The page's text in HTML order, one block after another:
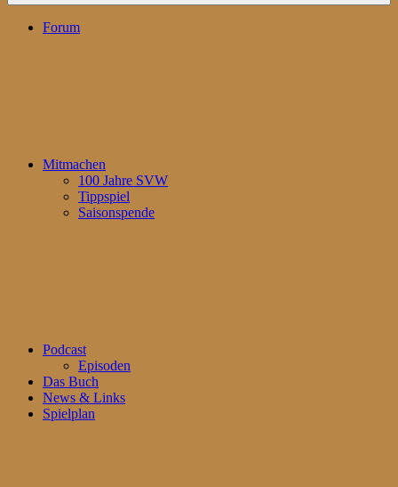
Forum
Mitmachen
100 Jahre SVW
Tippspiel
Saisonspende
Podcast
Episoden
Das Buch
News & Links
Spielplan